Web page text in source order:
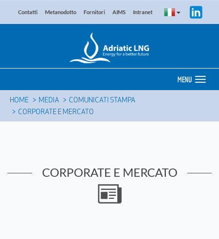
Contatti Metanodotto Fornitori AIMS Intranet
MENU
HOME MEDIA
COMUNICATI STAMPA
CORPORATE E MERCATO
CORPORATE E MERCATO